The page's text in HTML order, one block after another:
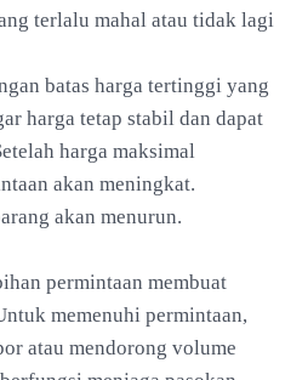
terlalu mahal atau tidak lagi
batas harga tertinggi yang
harga tetap stabil dan dapat
harga maksimal
akan meningkat.
akan menurun.
permintaan membuat
memenuhi permintaan,
atau mendorong volume